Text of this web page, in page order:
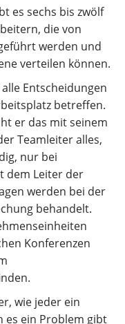
es sechs bis zwölf
die von
werden und
verteilen können.
Entscheidungen
betreffen.
er das mit seinem
Teamleiter alles,
nur bei
dem Leiter der
werden bei der
behandelt.
Konferenzen
wie jeder ein
es ein Problem gibt